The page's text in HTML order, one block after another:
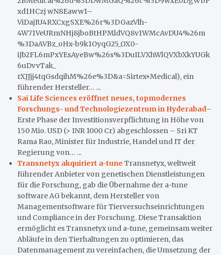
xd1HCzj wN8Eaww1–
ViDajIU4RXCxgSXE%26r%3DGazVlh-
4W71VeURmNHj8jboBtHPMldVQ8v1WMcAvDU4%26m
%3DaAVBz_oHx-b9k1OyqG25_OX0-
iJb2FL6mPxYEsAyeBw%26s%3DuILVXhWlQVXbXkYUGk
6uDvvTak_
rXJJjj4tqGsdqihM%26e%3D&a=Sirtex+Medical), ein
führender Hersteller… ...
Sai Life Sciences eröffnet neues, topmodernes
Forschungs- und Technologiezentrum in Hyderabad–
Erste Phase der Investitionsverpflichtung in Höhe von
150 Mio. USD (> INR 1000 Cr) abgeschlossen – Sri KT
Rama Rao, Minister für Industrie, Handel und IT der
Regierung von… ...
Transnetyx akquiriert a-tune Transnetyx, weltweit
führender Anbieter von genetischen Dienstleistungen
für die Forschung, gab die Übernahme der a-tune
software AG bekannt, dem Hersteller von
Managementsoftware für Tierversuchseinrichtungen
und Compliance in der Forschung. Diese Transaktion
ermöglicht es Transnetyx und a-tune, gemeinsam weiter
Abläufe in den Tierhaltungen zu optimieren, das
Datenmanagement zu vereinfachen, die Umsetzung der